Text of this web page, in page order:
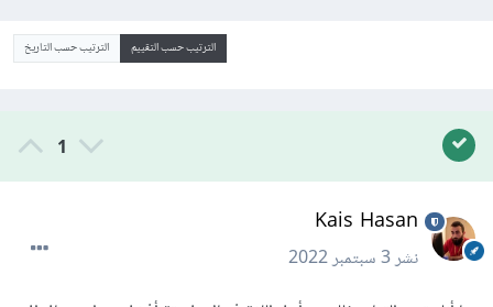
الترتيب حسب التقييم الترتيب حسب التاريخ
1
Kais Hasan
نشر3 سبتمبر 2022